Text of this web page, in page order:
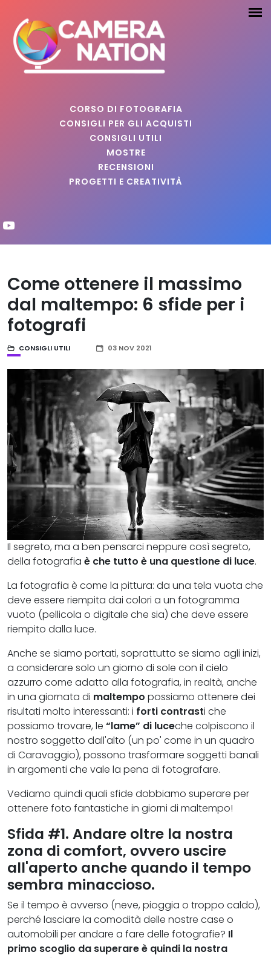
CORSO DI FOTOGRAFIA
CONSIGLI PER GLI ACQUISTI
CONSIGLI UTILI
MOSTRE
RECENSIONI
PROGETTI E CREATIVITÀ
Come ottenere il massimo
dal maltempo: 6 sfide per i
fotografi
CONSIGLI UTILI 03 NOV 2021
Il segreto, ma a ben pensarci neppure così segreto,
della fotografia è che tutto è una questione di luce.
La fotografia è come la pittura: da una tela vuota che
deve essere riempita dai colori a un fotogramma
vuoto (pellicola o digitale che sia) che deve essere
riempito dalla luce.
Anche se siamo portati, soprattutto se siamo agli inizi,
a considerare solo un giorno di sole con il cielo
azzurro come adatto alla fotografia, in realtà, anche
in una giornata di maltempo possiamo ottenere dei
risultati molto interessanti: i forti contrasti che
possiamo trovare, le “lame” di luceche colpiscono il
nostro soggetto dall'alto (un po' come in un quadro
di Caravaggio), possono trasformare soggetti banali
in argomenti che vale la pena di fotografare.
Vediamo quindi quali sfide dobbiamo superare per
ottenere foto fantastiche in giorni di maltempo!
Sfida #1. Andare oltre la nostra
zona di comfort, ovvero uscire
all'aperto anche quando il tempo
sembra minaccioso.
Se il tempo è avverso (neve, pioggia o troppo caldo),
perché lasciare la comodità delle nostre case o
automobili per andare a fare delle fotografie? Il
primo scoglio da superare è quindi la nostra